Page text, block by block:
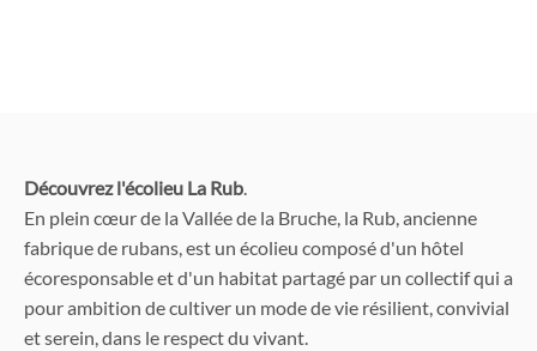
Découvrez l'écolieu La Rub
En plein cœur de la Vallée de la Bruche, la Rub, ancienne
fabrique de rubans, est un écolieu composé d'un hôtel
écoresponsable et d'un habitat partagé par un collectif qui a
pour ambition de cultiver un mode de vie résilient, convivial
et serein, dans le respect du vivant.